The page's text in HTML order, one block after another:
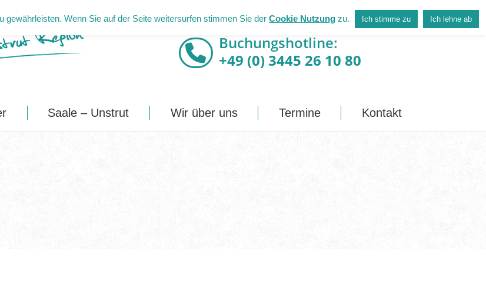
Buchungshotline:
+49 (0) 3445 26 10 80
Saale – Unstrut Wir über uns Termine Kontakt
Wenn Sie auf der Seite weitersurfen stimmen Sie der Cookie Nutzung zu. Ich stimme zu Ich lehne ab
Häuser Saale – Unstrut Wir über uns Termine Kontakt